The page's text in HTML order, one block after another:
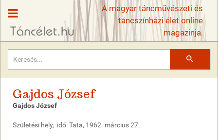
A magyar táncművészeti és
táncszínházi élet online
magazinja.
Gajdos József
Gajdos József
Születési hely, idő: Tata, 1962. március 27.